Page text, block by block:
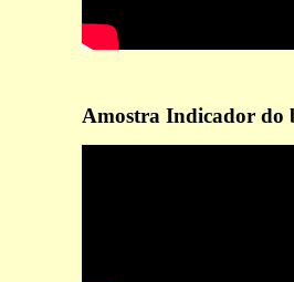
Amostra Indicador do